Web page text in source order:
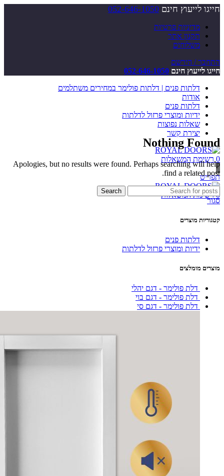
חייגו לייעוץ חינם 052-646-1050
מדיניות פרטיות
תקנון אתר
משלוחים
התחבר / הירשם
חייגו לייעוץ חינם 052-646-1050
דלתות פנים | דלתות פולימר במחירים משתלמים
אודות
דלתות פנים
ידיות ומוצרי פרזול לדלתות
שאלות נפוצות
יצירת קשר
0 רשימת המשאלות
תפריט
0 רשימת המשאלות
Nothing Found
Apologies, but no results were found. Perhaps searching will help
find a related post.
Search
סגור
קטגוריות מוצרים
דלתות פנים
ידיות ומוצרי פרזול לדלתות
מוצרים מומלצים
דלת פולימר - דגם יהלי
דלת פולימר - דגם בוי
דלת פולימר - דגם סי